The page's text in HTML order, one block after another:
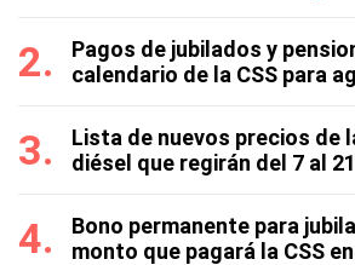
Pagos de jubilados y
calendario de la CSS para
Lista de nuevos precios de
diésel que regirán del 7 al
Bono permanente para
monto que pagará la CSS